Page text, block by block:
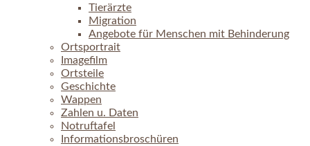
Tierärzte
Migration
Angebote für Menschen mit Behinderung
Ortsportrait
Imagefilm
Ortsteile
Geschichte
Wappen
Zahlen u. Daten
Notruftafel
Informationsbroschüren